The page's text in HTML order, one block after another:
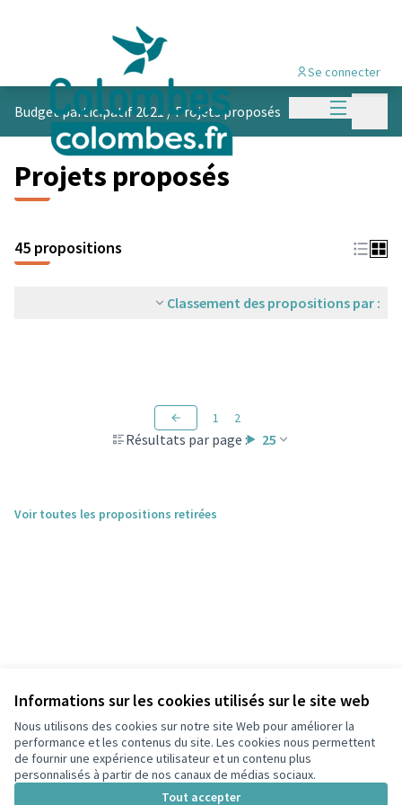
Informations sur les cookies utilisés sur le site web
Nous utilisons des cookies sur notre site Web pour améliorer la
performance et les contenus du site. Les cookies nous permettent
de fournir une expérience utilisateur et un contenu plus
personnalisés à partir de nos canaux de médias sociaux.
Tout accepter
Menu
Se connecter
Budget participatif 2021 /Projets proposés
Projets proposés
45 propositions
Classement des propositions par :
Résultats par page : 25
1 2
Voir toutes les propositions retirées
Conditions d'utilisation